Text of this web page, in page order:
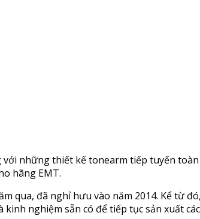
những thiết kế tonearm tiếp tuyến
hãng EMT.
qua, đã nghỉ hưu vào năm 2014. Kể từ
nghiệm sẵn có để tiếp tục sản xuất